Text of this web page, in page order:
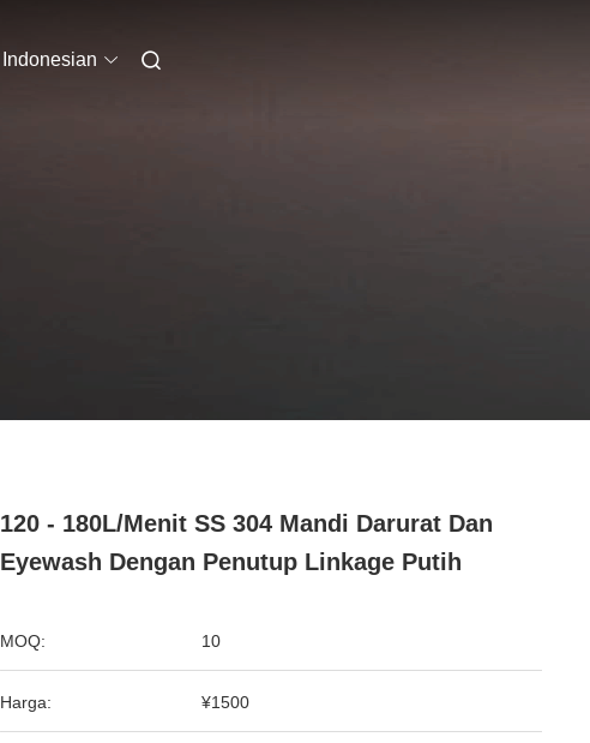
Indonesian
120 - 180L/menit SS 304 Mandi Darurat Dan
Eyewash Dengan Penutup Linkage Putih
MOQ: 10
Harga: ¥1500